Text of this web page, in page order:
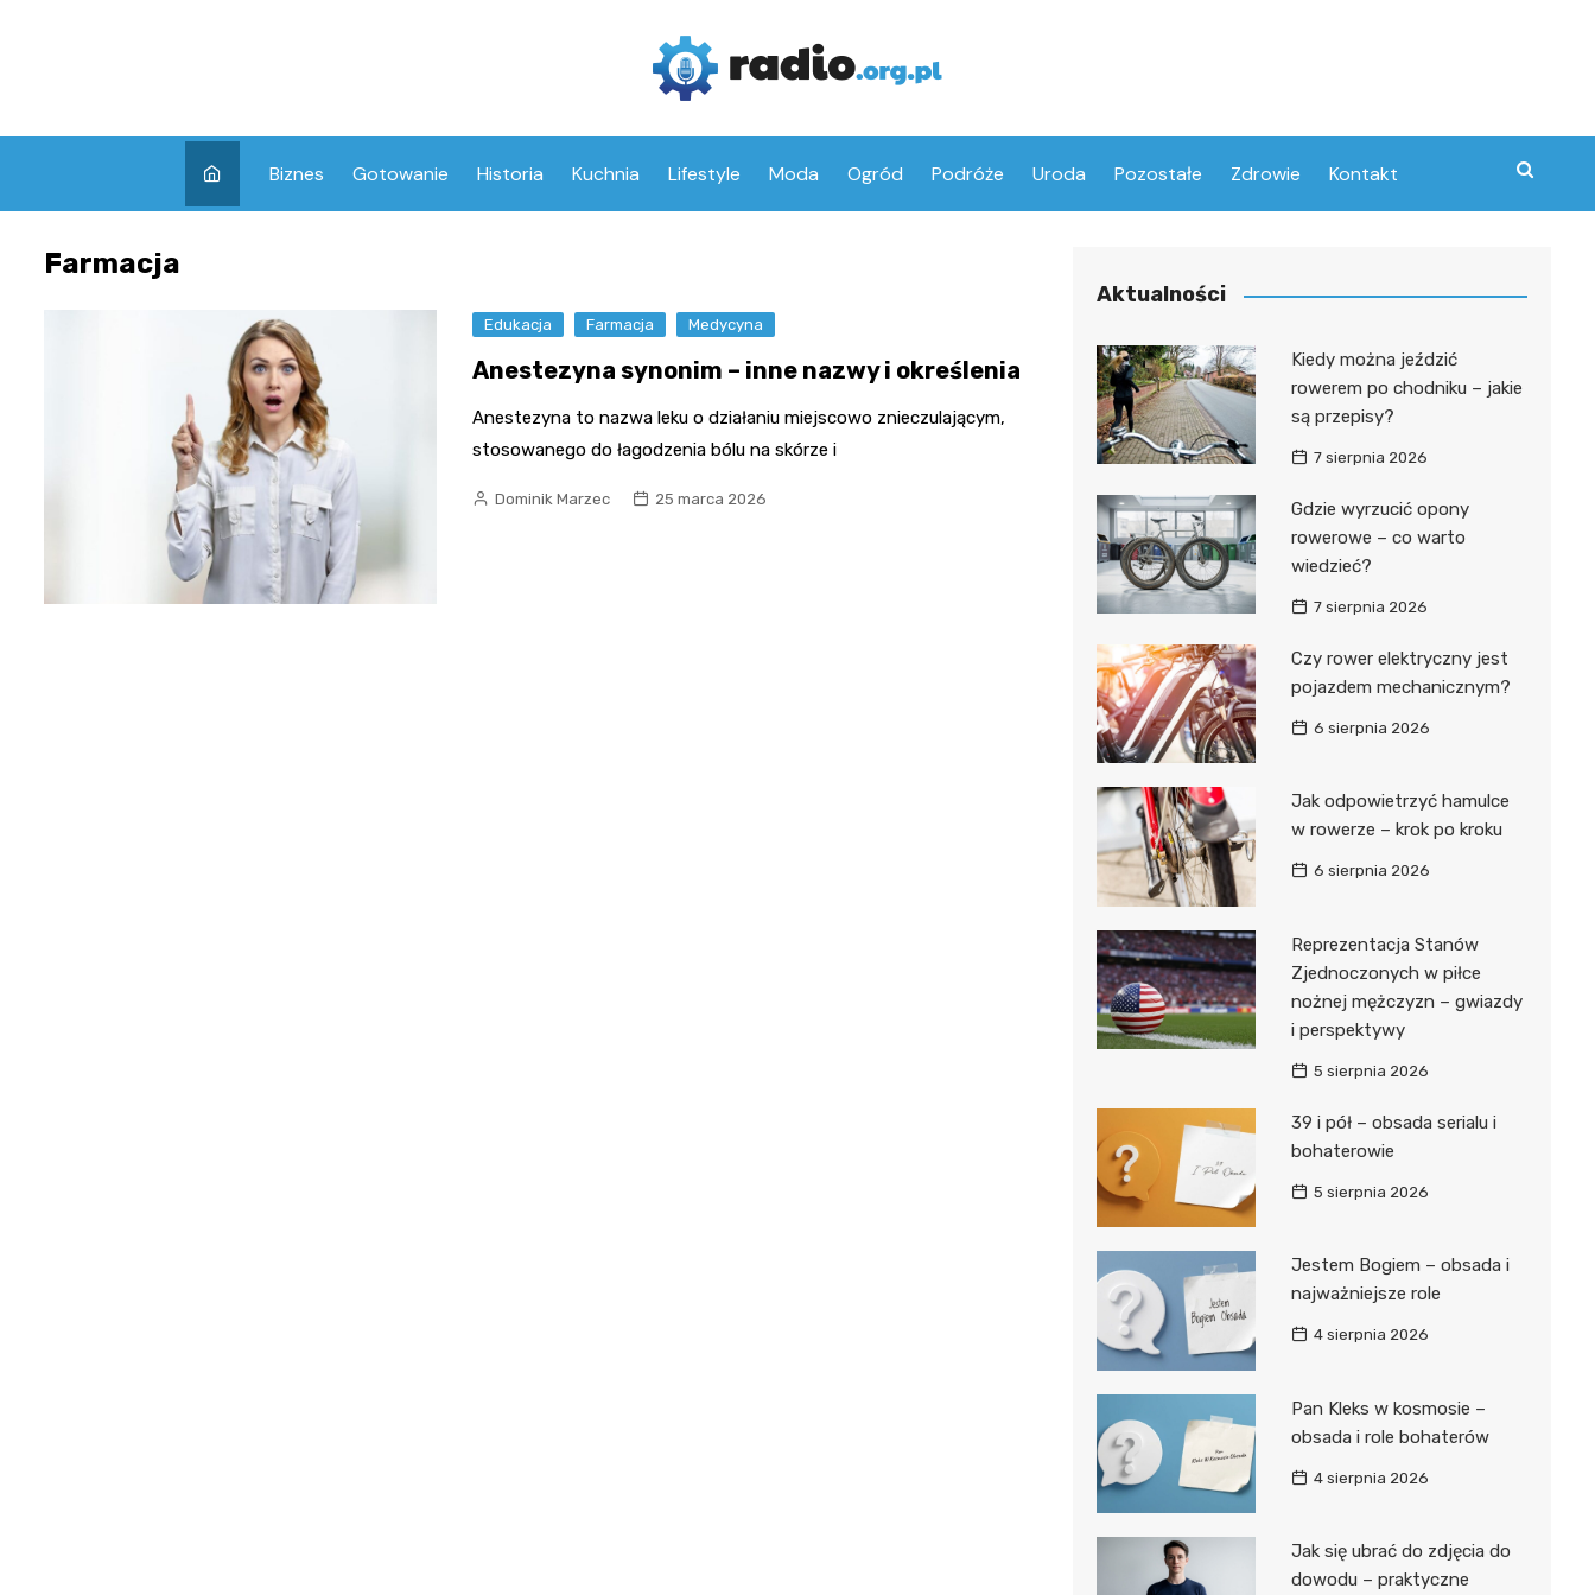
Biznes Gotowanie Historia Kuchnia Lifestyle Moda Ogród Podróże Uroda Pozostałe Zdrowie Kontakt
Farmacja
Edukacja Farmacja Medycyna
Anestezyna synonim – inne nazwy i określenia
Anestezyna to nazwa leku o działaniu miejscowo znieczulającym,
stosowanego do łagodzenia bólu na skórze i
Dominik Marzec 25 marca 2026
Aktualności
Kiedy można jeździć
rowerem po chodniku – jakie
są przepisy?
7 sierpnia 2026
Gdzie wyrzucić opony
rowerowe – co warto
wiedzieć?
7 sierpnia 2026
Czy rower elektryczny jest
pojazdem mechanicznym?
6 sierpnia 2026
Jak odpowietrzyć hamulce
w rowerze – krok po kroku
6 sierpnia 2026
Reprezentacja Stanów
Zjednoczonych w piłce
nożnej mężczyzn – gwiazdy
i perspektywy
5 sierpnia 2026
39 i pół – obsada serialu i
bohaterowie
5 sierpnia 2026
Jestem Bogiem – obsada i
najważniejsze role
4 sierpnia 2026
Pan Kleks w kosmosie –
obsada i role bohaterów
4 sierpnia 2026
Jak się ubrać do zdjęcia do
dowodu – praktyczne